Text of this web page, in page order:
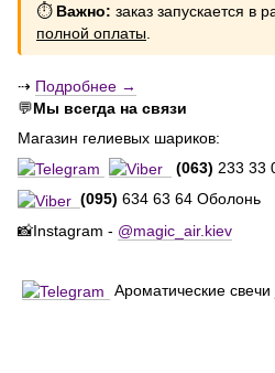
⏱ Важно: заказ запускается в
полной оплаты
⇢ Подробнее →
💬Мы всегда на связи
Магазин гелиевых шариков:
(063) 233 33
(095) 634 63 64 Оболонь
📸Instagram - @magic_air.kiev
Ароматические свечи